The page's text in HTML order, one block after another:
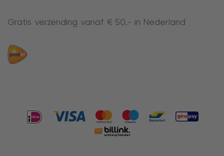
Gratis verzending vanaf € 50,- in Nederland